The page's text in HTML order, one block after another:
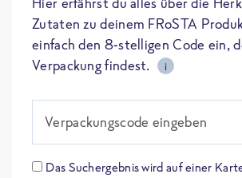
Zutaten zu deinem FRoSTA
einfach den 8-stelligen Code ein,
Verpackung findest.
i
Verpackungscode eingeben
Das Suchergebnis wird auf einer